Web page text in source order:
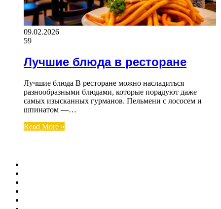
09.02.2026
59
Лучшие блюда в ресторане
Лучшие блюда В ресторане можно насладиться
разнообразными блюдами, которые порадуют даже
самых изысканных гурманов. Пельмени с лососем и
шпинатом —…
Read More »